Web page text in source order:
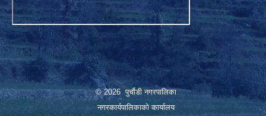
© 2026 पुर्चौडी नगरपालिका
नगरकार्यपालिकाकाे कार्यालय